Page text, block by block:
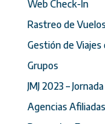
Web Check-In
Rastreo de
Gestión de Viajes
Grupos
JMJ 2023 –
Agencias Afiliadas